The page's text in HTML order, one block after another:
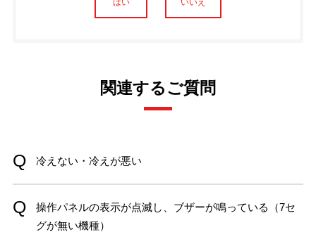
はい いいえ
関連するご質問
冷えない・冷えが悪い
操作パネルの表示が点滅し、ブザーが鳴っている（7セ
グが無い機種）